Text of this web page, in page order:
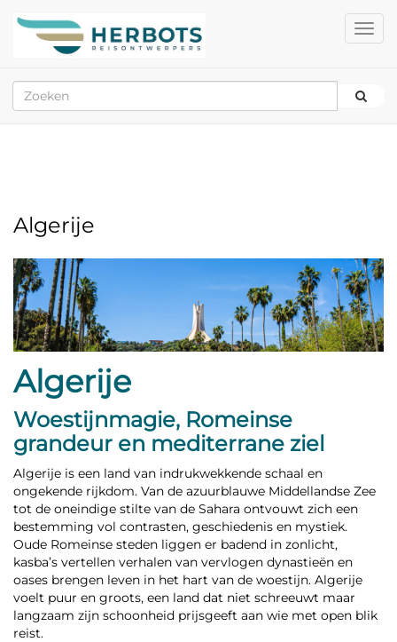
Algerije
Algerije
Woestijnmagie, Romeinse
grandeur en mediterrane ziel
Algerije is een land van indrukwekkende schaal en
ongekende rijkdom. Van de azuurblauwe Middellandse Zee
tot de oneindige stilte van de Sahara ontvouwt zich een
bestemming vol contrasten, geschiedenis en mystiek.
Oude Romeinse steden liggen er badend in zonlicht,
kasba’s vertellen verhalen van vervlogen dynastieën en
oases brengen leven in het hart van de woestijn. Algerije
voelt puur en groots, een land dat niet schreeuwt maar
langzaam zijn schoonheid prijsgeeft aan wie met open blik
reist.